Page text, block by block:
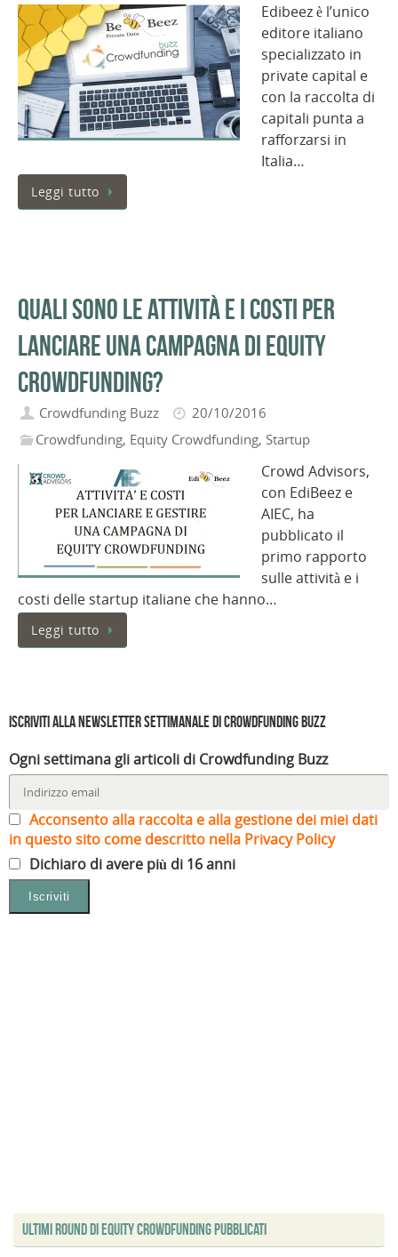
Edibeez è l’unico
editore italiano
specializzato in
private capital e
con la raccolta di
capitali punta a
rafforzarsi in
Italia…
Leggi tutto
Quali sono le attività e i costi per
lanciare una campagna di equity
crowdfunding?
Crowdfunding Buzz
20/10/2016
Crowdfunding, Equity Crowdfunding, Startup
Crowd Advisors,
con EdiBeez e
AIEC, ha
pubblicato il
primo rapporto
sulle attività e i
costi delle startup italiane che hanno…
Leggi tutto
Iscriviti alla Newsletter settimanale di Crowdfunding Buzz
Ogni settimana gli articoli di Crowdfunding Buzz
Acconsento alla raccolta e alla gestione dei miei dati
in questo sito come descritto nella Privacy Policy
Dichiaro di avere più di 16 anni
Ultimi Round di Equity Crowdfunding Pubblicati